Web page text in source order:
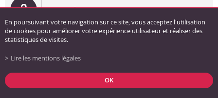
3 novembre
ATELIER D'ECRITURE
Sion
En poursuivant votre navigation sur ce site, vous acceptez l'utilisation
de cookies pour améliorer votre expérience utilisateur et réaliser des
statistiques de visites.
Lire les mentions légales
OK